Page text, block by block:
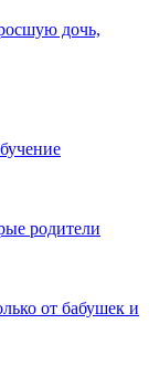
дочь,
родители
от бабушек и